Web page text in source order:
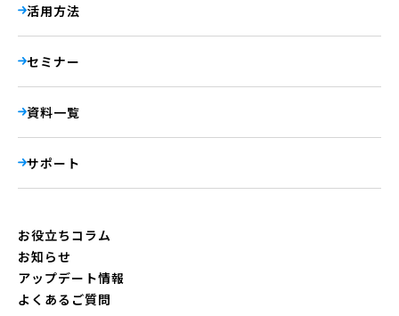
活用方法
セミナー
資料一覧
サポート
お役立ちコラム
お知らせ
アップデート情報
よくあるご質問